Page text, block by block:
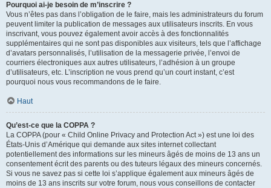
Pourquoi ai-je besoin de m’inscrire ?
Vous n’êtes pas dans l’obligation de le faire, mais les administrateurs du forum
peuvent limiter la publication de messages aux utilisateurs inscrits. En vous
inscrivant, vous pouvez également avoir accès à des fonctionnalités
supplémentaires qui ne sont pas disponibles aux visiteurs, tels que l’affichage
d’avatars personnalisés, l’utilisation de la messagerie privée, l’envoi de
courriers électroniques aux autres utilisateurs, l’adhésion à un groupe
d’utilisateurs, etc. L’inscription ne vous prend qu’un court instant, c’est
pourquoi nous vous recommandons de le faire.
Haut
Qu’est-ce que la COPPA ?
La COPPA (pour « Child Online Privacy and Protection Act ») est une loi des
États-Unis d’Amérique qui demande aux sites internet collectant
potentiellement des informations sur les mineurs âgés de moins de 13 ans un
consentement écrit des parents ou des tuteurs légaux des mineurs concernés.
Si vous ne savez pas si cette loi s’applique également aux mineurs âgés de
moins de 13 ans inscrits sur votre forum, nous vous conseillons de contacter